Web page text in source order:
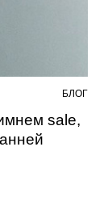
БЛОГ
sale,